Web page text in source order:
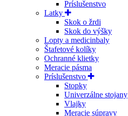
Príslušenstvo
Latky
Skok o žrdi
Skok do výšky
Lopty a medicinbaly
Štafetové kolíky
Ochranné klietky
Meracie pásma
Príslušenstvo
Stopky
Univerzálne stojany
Vlajky
Meracie súpravy